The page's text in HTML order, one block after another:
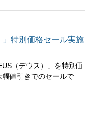
特別価格セール実施
（デウス）」を特別価
値引きでのセールで